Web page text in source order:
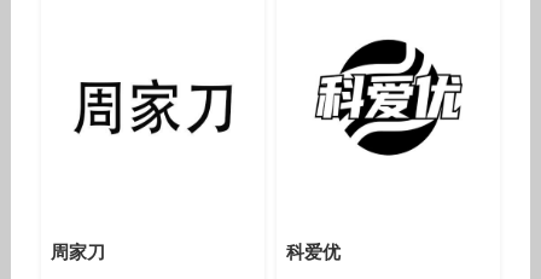
周家刀 科爱优